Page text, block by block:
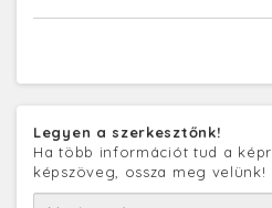
Legyen a szerkesztőnk!
Ha több információt tud a
képszöveg, ossza meg velünk!